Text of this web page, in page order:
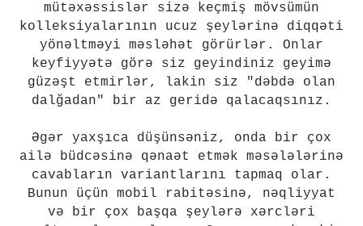
mütəxəssislər sizə keçmiş mövsümün
kolleksiyalarının ucuz şeylərinə diqqəti
yönəltməyi məsləhət görürlər. Onlar
keyfiyyətə görə siz geyindiniz geyimə
güzəşt etmirlər, lakin siz "dəbdə olan
dalğadan" bir az geridə qalacaqsınız.
Əgər yaxşıca düşünsəniz, onda bir çox
ailə büdcəsinə qənaət etmək məsələlərinə
cavabların variantlarını tapmaq olar.
Bunun üçün mobil rabitəsinə, nəqliyyat
və bir çox başqa şeylərə xərcləri